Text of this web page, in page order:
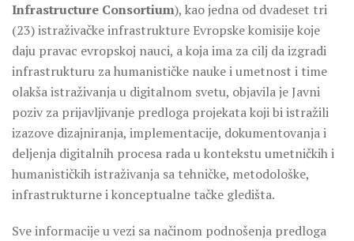
Infrastructure Consortium), kao jedna od dvadeset tri
(23) istraživačke infrastrukture Evropske komisije koje
daju pravac evropskoj nauci, a koja ima za cilj da izgradi
infrastrukturu za humanističke nauke i umetnost i time
olakša istraživanja u digitalnom svetu, objavila je Javni
poziv za prijavljivanje predloga projekata koji bi istražili
izazove dizajniranja, implementacije, dokumentovanja i
deljenja digitalnih procesa rada u kontekstu umetničkih i
humanističkih istraživanja sa tehničke, metodološke,
infrastrukturne i konceptualne tačke gledišta.
Sve informacije u vezi sa načinom podnošenja predloga